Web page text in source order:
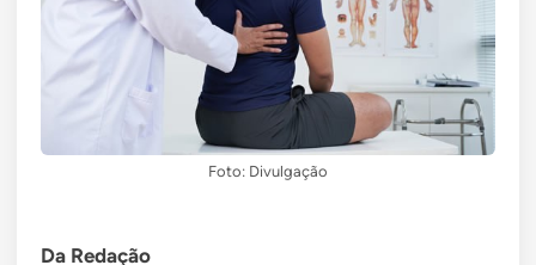
Foto: Divulgação
Da Redação